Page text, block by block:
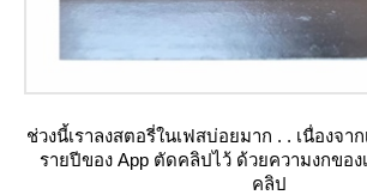
ช่วงนี้เราลงสตอรี่ในเฟสบ่อยมาก . . เนื่องจา
รายปีของ App ตัดคลิปไว้ ด้วยความงกของเ
คลิป